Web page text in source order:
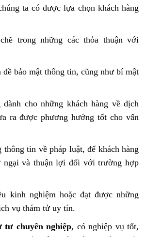
ta có được lựa chọn khách hàng
trong những các thỏa thuận với
bảo mật thông tin, cũng như bí mật
cho những khách hàng về dịch
ra được phương hướng tốt cho vấn
thông tin về pháp luật, để khách hàng
ngại và thuận lợi đối với trường hợp
kinh nghiệm hoặc đạt được những
vụ thám tử uy tín.
tư chuyên nghiệp, có nghiệp vụ tốt,